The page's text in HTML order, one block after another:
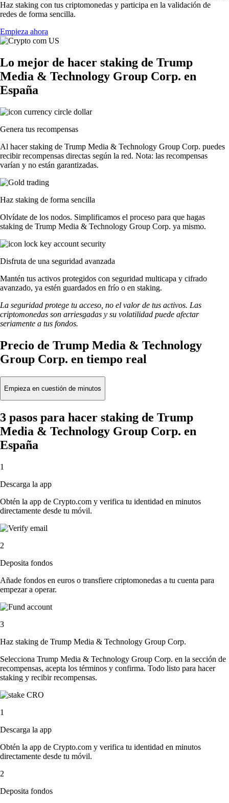
Haz staking con tus criptomonedas y participa en la validación de
redes de forma sencilla.
Empieza ahora
Lo mejor de hacer staking de Trump
Media & Technology Group Corp. en
España
Genera tus recompensas
Al hacer staking de Trump Media & Technology Group Corp. puedes
recibir recompensas directas según la red. Nota: las recompensas
varían y no están garantizadas.
Haz staking de forma sencilla
Olvídate de los nodos. Simplificamos el proceso para que hagas
staking de Trump Media & Technology Group Corp. ya mismo.
Disfruta de una seguridad avanzada
Mantén tus activos protegidos con seguridad multicapa y cifrado
avanzado, ya estén guardados en frío o en staking.
La seguridad protege tu acceso, no el valor de tus activos. Las
criptomonedas son arriesgadas y su volatilidad puede afectar
seriamente a tus fondos.
Precio de Trump Media & Technology
Group Corp. en tiempo real
Empieza en cuestión de minutos
3 pasos para hacer staking de Trump
Media & Technology Group Corp. en
España
1
Descarga la app
Obtén la app de Crypto.com y verifica tu identidad en minutos
directamente desde tu móvil.
2
Deposita fondos
Añade fondos en euros o transfiere criptomonedas a tu cuenta para
empezar a operar.
3
Haz staking de Trump Media & Technology Group Corp.
Selecciona Trump Media & Technology Group Corp. en la sección de
recompensas, acepta los términos y confirma. Todo listo para hacer
staking y recibir recompensas.
1
Descarga la app
Obtén la app de Crypto.com y verifica tu identidad en minutos
directamente desde tu móvil.
2
Deposita fondos